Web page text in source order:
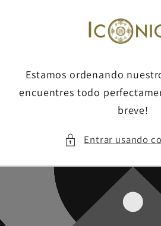
Estamos ordenando
encuentres todo
breve!
Entrar usando